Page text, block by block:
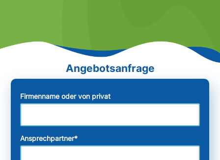
Firmenname oder von privat
Ansprechpartner*